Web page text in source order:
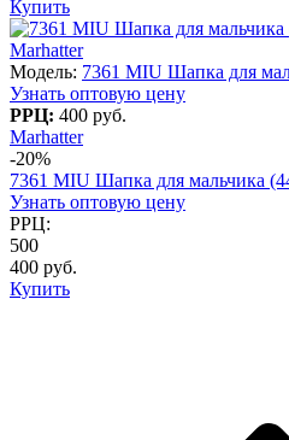
Купить
Marhatter
Модель: 7361 MIU Шапка для
Узнать оптовую цену
РРЦ: 400 руб.
Marhatter
-20%
7361 MIU Шапка для мальчика
Узнать оптовую цену
РРЦ:
500
400 руб.
Купить